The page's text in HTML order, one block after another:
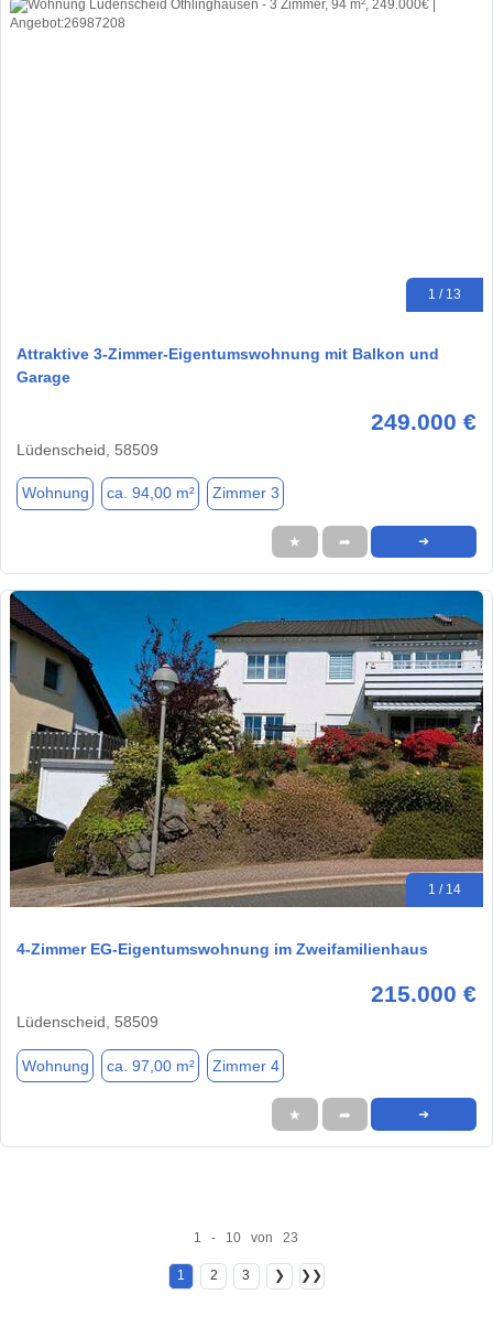
1 / 13
Attraktive 3-Zimmer-Eigentumswohnung mit Balkon und
Garage
249.000 €
Lüdenscheid, 58509
Wohnung ca. 94,00 m² Zimmer 3
★ ➦ ➜
1 / 14
4-Zimmer EG-Eigentumswohnung im Zweifamilienhaus
215.000 €
Lüdenscheid, 58509
Wohnung ca. 97,00 m² Zimmer 4
★ ➦ ➜
1 - 10 von 23
1 2 3 ❯ ❯❯